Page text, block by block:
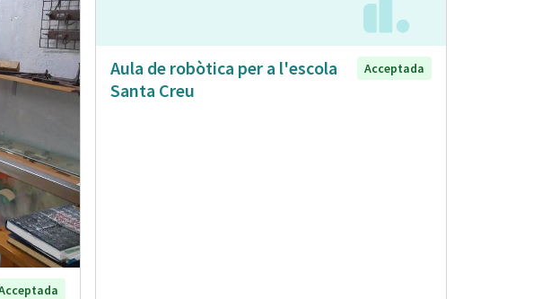
Aula de robòtica per a l'escola
Santa Creu
Acceptada